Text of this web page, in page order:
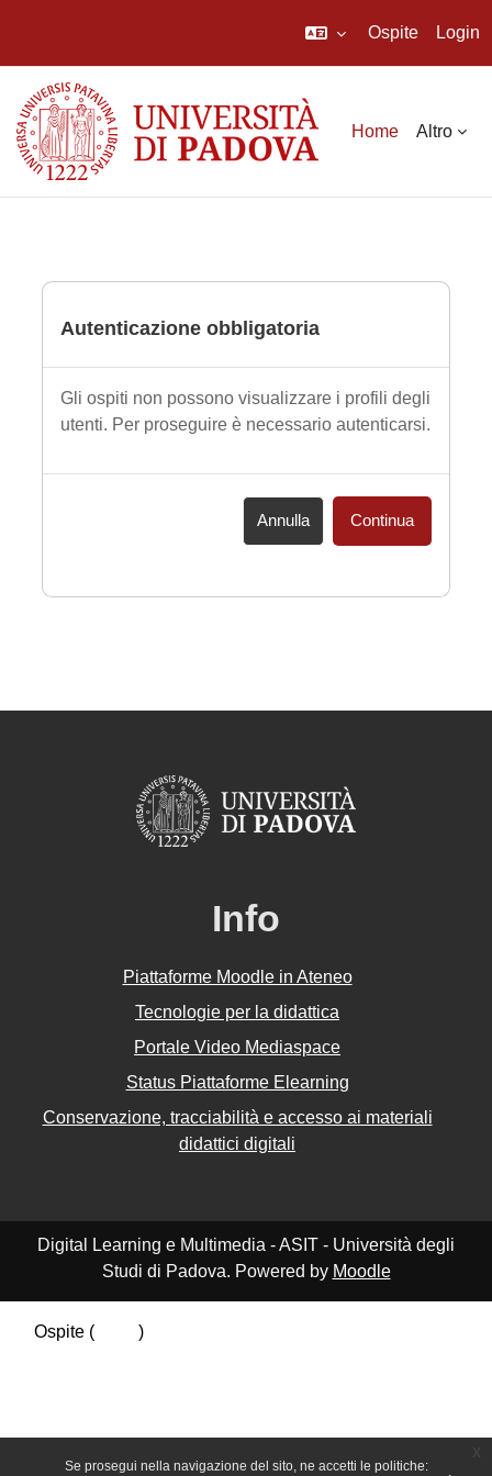
Se prosegui nella navigazione del sito, ne accetti le politiche:
Ospite Login
Home Altro
Autenticazione obbligatoria
Gli ospiti non possono visualizzare i profili degli
utenti. Per proseguire è necessario autenticarsi.
Annulla Continua
Info
Piattaforme Moodle in Ateneo
Tecnologie per la didattica
Portale Video Mediaspace
Status Piattaforme Elearning
Conservazione, tracciabilità e accesso ai materiali
didattici digitali
Digital Learning e Multimedia - ASIT - Università degli
Studi di Padova. Powered by Moodle
Ospite (
)